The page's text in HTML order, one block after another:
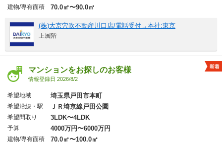
建物/専有面積 70.0㎡〜90.0㎡
(株)大京穴吹不動産川口店/電話受付→本社:東京
上層階
マンションをお探しのお客様
情報登録日 2026/8/2
希望地域 埼玉県戸田市本町
希望沿線・駅 ＪＲ埼京線戸田公園
希望間取り 3LDK〜4LDK
予算 4000万円〜6000万円
建物/専有面積 70.0㎡〜100.0㎡